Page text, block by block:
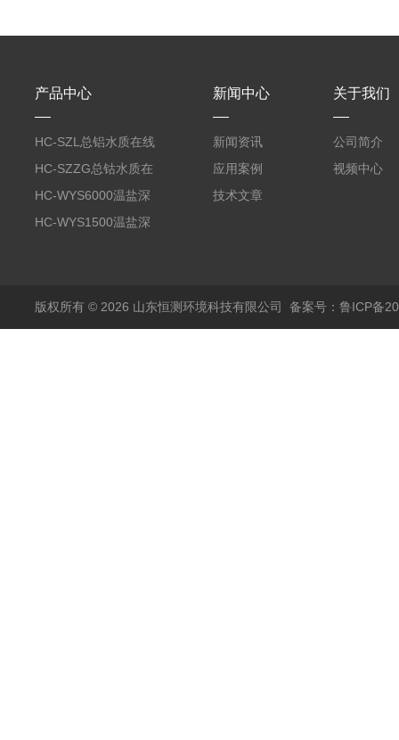
产品中心
HC-SZL总铝水质在线
分析仪
HC-SZZG总钴水质在
线分析仪
HC-WYS6000温盐深
分析仪
HC-WYS1500温盐深
新闻中心
新闻资讯
应用案例
技术文章
关于我们
公司简介
视频中心
版权所有 © 2026 山东恒测环境科技有限公司 备案号：鲁ICP备